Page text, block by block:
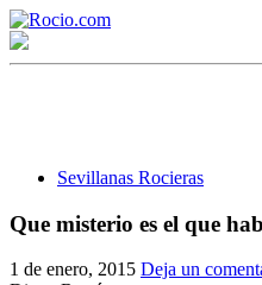
Sevillanas Rocieras
Que misterio es el que
1 de enero, 2015 Deja un
¡Bienvenido! Soy el